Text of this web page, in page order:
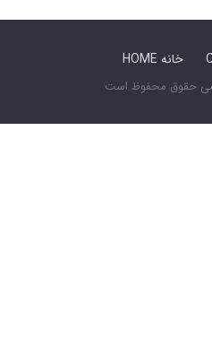
HOME خانه